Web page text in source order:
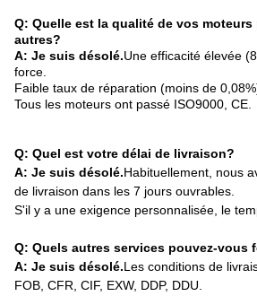
Q: Quelle est la qualité de vos moteurs
autres?
A: Je suis désolé.Une efficacité élevée
force.
Faible taux de réparation (moins de
Tous les moteurs ont passé ISO9000, CE.
Q: Quel est votre délai de livraison?
A: Je suis désolé.Habituellement, nous
de livraison dans les 7 jours ouvrables.
S'il y a une exigence personnalisée, le
Q: Quels autres services pouvez-vous
A: Je suis désolé.Les conditions de
FOB, CFR, CIF, EXW, DDP, DDU.